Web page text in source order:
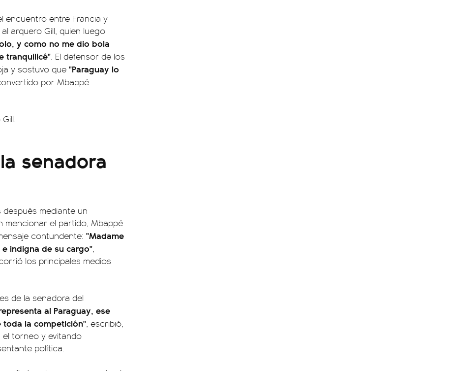
encuentro entre Francia y
arquero Gill, quien luego
y como no me dio bola
tranquilicé". El defensor de los
y sostuvo que "Paraguay lo
por Mbappé
senadora
mediante un
mencionar el partido, Mbappé
contundente: "Madame
indigna de su cargo",
los principales medios
de la senadora del
al Paraguay, ese
la competición", escribió,
torneo y evitando
política.